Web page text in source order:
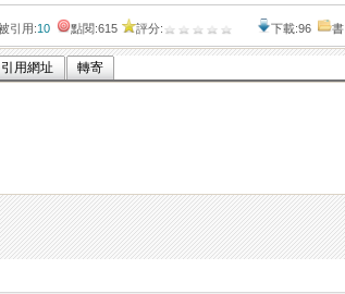
引用:10 點閱:615 評分: 下載:96
引用網址 轉寄